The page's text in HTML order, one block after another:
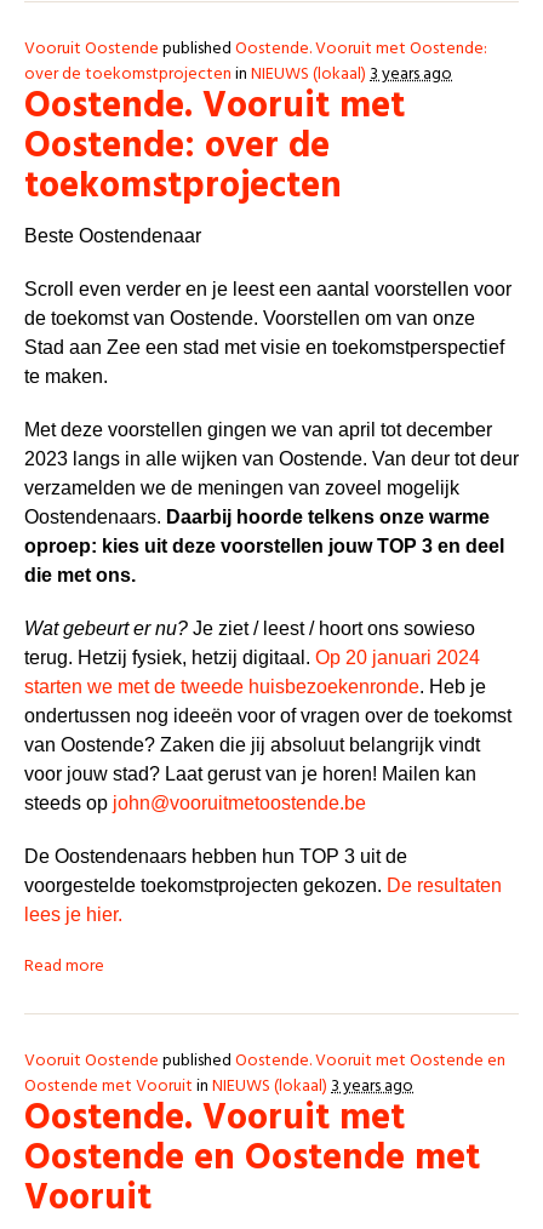
Vooruit OostendepublishedOostende. Vooruit met Oostende:
over de toekomstprojecteninNIEUWS (lokaal)3 years ago
Oostende. Vooruit met
Oostende: over de
toekomstprojecten
Beste Oostendenaar
Scroll even verder en je leest een aantal voorstellen voor
de toekomst van Oostende. Voorstellen om van onze
Stad aan Zee een stad met visie en toekomstperspectief
te maken.
Met deze voorstellen gingen we van april tot december
2023 langs in alle wijken van Oostende. Van deur tot deur
verzamelden we de meningen van zoveel mogelijk
Oostendenaars. Daarbij hoorde telkens onze warme
oproep: kies uit deze voorstellen jouw TOP 3 en deel
die met ons.
Wat gebeurt er nu? Je ziet / leest / hoort ons sowieso
terug. Hetzij fysiek, hetzij digitaal. Op 20 januari 2024
starten we met de tweede huisbezoekenronde. Heb je
ondertussen nog ideeën voor of vragen over de toekomst
van Oostende? Zaken die jij absoluut belangrijk vindt
voor jouw stad? Laat gerust van je horen! Mailen kan
steeds op john@vooruitmetoostende.be
De Oostendenaars hebben hun TOP 3 uit de
voorgestelde toekomstprojecten gekozen. De resultaten
lees je hier.
Read more
Vooruit OostendepublishedOostende. Vooruit met Oostende en
Oostende met VooruitinNIEUWS (lokaal)3 years ago
Oostende. Vooruit met
Oostende en Oostende met
Vooruit